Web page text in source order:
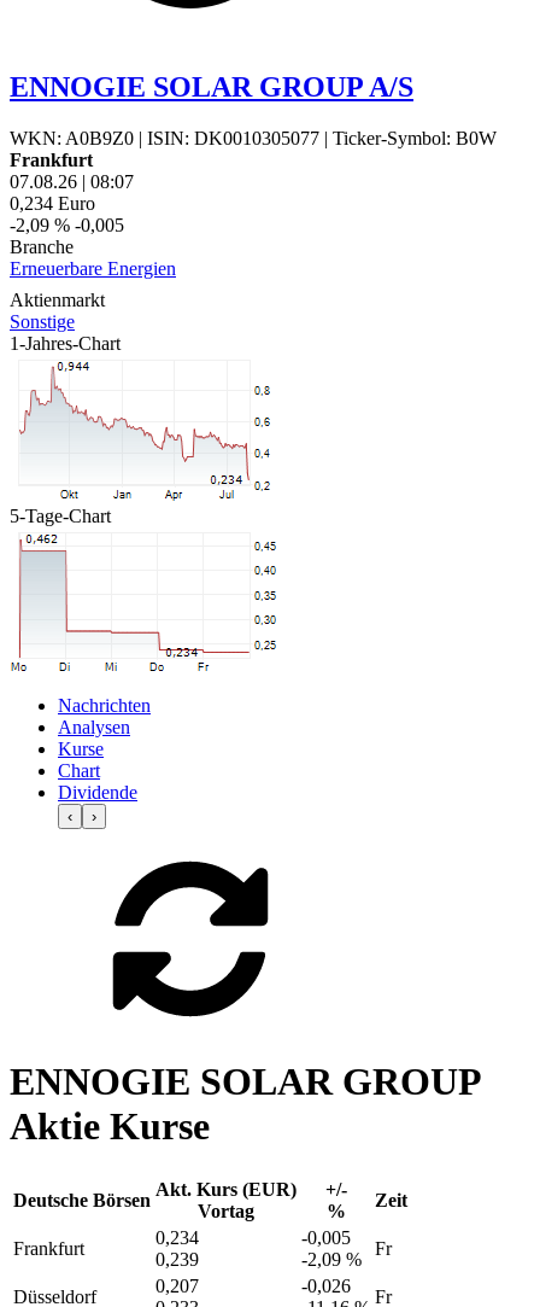
ENNOGIE SOLAR GROUP A/S
WKN: A0B9Z0 | ISIN: DK0010305077 | Ticker-Symbol: B0W
Frankfurt
07.08.26 | 08:07
0,234 Euro
-2,09 % -0,005
Branche
Erneuerbare Energien
Aktienmarkt
Sonstige
1-Jahres-Chart
5-Tage-Chart
Nachrichten
Analysen
Kurse
Chart
Dividende
‹ ›
ENNOGIE SOLAR GROUP
Aktie Kurse
Deutsche Börsen
Akt. Kurs (EUR)
Vortag
+/-
%
Zeit
Frankfurt
0,234
0,239
-0,005
-2,09 %
Fr
Düsseldorf
0,207
-0,026
Fr